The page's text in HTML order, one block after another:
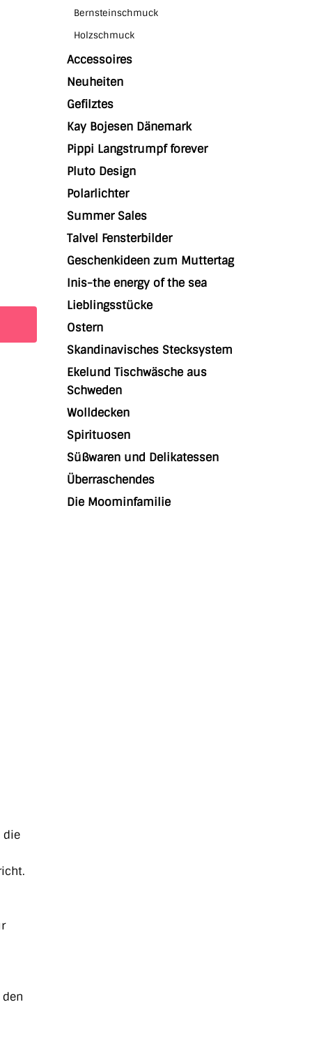
die
Bernsteinschmuck
Holzschmuck
Accessoires
Neuheiten
Gefilztes
Kay Bojesen Dänemark
Pippi Langstrumpf forever
Pluto Design
Polarlichter
Summer Sales
Talvel Fensterbilder
Geschenkideen zum Muttertag
Inis-the energy of the sea
Lieblingsstücke
Ostern
Skandinavisches Stecksystem
Ekelund Tischwäsche aus
Schweden
Wolldecken
Spirituosen
Süßwaren und Delikatessen
Überraschendes
Die Moominfamilie